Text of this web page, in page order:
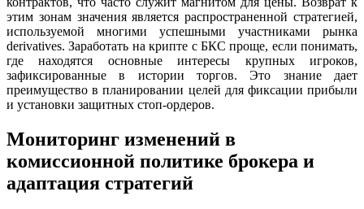
этим зонам значения является распространенной стратегией,
используемой многими успешными участниками рынка
derivatives. Заработать на крипте с БКС проще, если понимать,
где находятся основные интересы крупных игроков,
зафиксированные в истории торгов. Это знание дает
преимущество в планировании целей для фиксации прибыли
и установки защитных стоп-ордеров.
Мониторинг изменений в
комиссионной политике брокера и
адаптация стратегий